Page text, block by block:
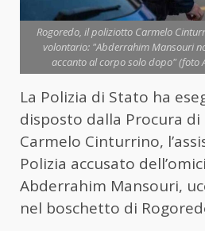
Rogoredo, il poliziotto Carmelo
volontario: "Abderrahim Mansouri
accanto al corpo solo dopo" (foto
La Polizia di Stato ha
disposto dalla Procura di
Carmelo Cinturrino,
Polizia accusato
Abderrahim Mansouri,
nel boschetto di